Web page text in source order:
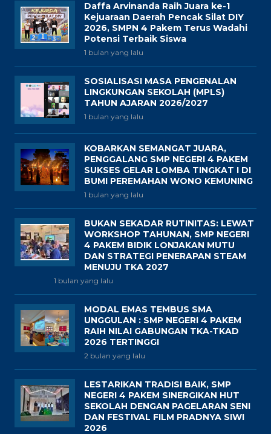
Daffa Arvinanda Raih Juara ke-1
Kejuaraan Daerah Pencak Silat DIY
2026, SMPN 4 Pakem Terus Wadahi
Potensi Terbaik Siswa
1 bulan yang lalu
SOSIALISASI MASA PENGENALAN
LINGKUNGAN SEKOLAH (MPLS)
TAHUN AJARAN 2026/2027
1 bulan yang lalu
KOBARKAN SEMANGAT JUARA,
PENGGALANG SMP NEGERI 4 PAKEM
SUKSES GELAR LOMBA TINGKAT I DI
BUMI PEREMAHAN WONO KEMUNING
1 bulan yang lalu
BUKAN SEKADAR RUTINITAS: LEWAT
WORKSHOP TAHUNAN, SMP NEGERI
4 PAKEM BIDIK LONJAKAN MUTU
DAN STRATEGI PENERAPAN STEAM
MENUJU TKA 2027
1 bulan yang lalu
MODAL EMAS TEMBUS SMA
UNGGULAN : SMP NEGERI 4 PAKEM
RAIH NILAI GABUNGAN TKA-TKAD
2026 TERTINGGI
2 bulan yang lalu
LESTARIKAN TRADISI BAIK, SMP
NEGERI 4 PAKEM SINERGIKAN HUT
SEKOLAH DENGAN PAGELARAN SENI
DAN FESTIVAL FILM PRADNYA SIWI
2026